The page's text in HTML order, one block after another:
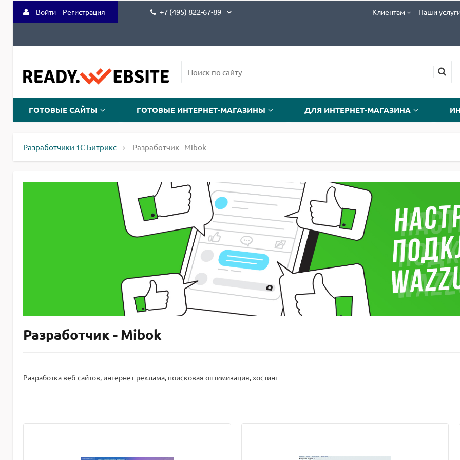
Войти Регистрация +7 (495) 822-67-89 Клиентам Наши
ГОТОВЫЕ САЙТЫ ГОТОВЫЕ ИНТЕРНЕТ-МАГАЗИНЫ ДЛЯ ИНТЕРНЕТ-МАГАЗИНА
Разработчики 1С-Битрикс Разработчик - Mibok
Разработчик - Mibok
Разработка веб-сайтов, интернет-реклама, поисковая оптимизация, хостинг